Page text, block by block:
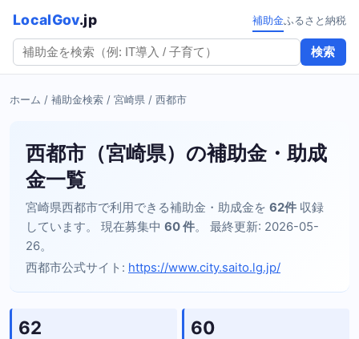
LocalGov.jp
検索
補助金ふるさと納税
ホーム / 補助金検索 / 宮崎県 / 西都市
西都市（宮崎県）の補助金・助成
金一覧
宮崎県西都市で利用できる補助金・助成金を 62件 収録
しています。 現在募集中 60 件。 最終更新: 2026-05-
26。
西都市公式サイト: https://www.city.saito.lg.jp/
62 60